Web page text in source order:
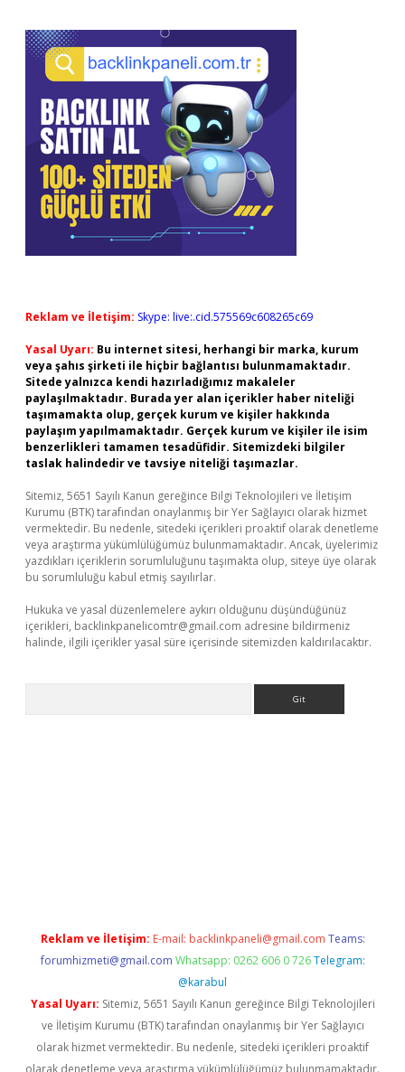
Reklam ve İletişim: Skype: live:.cid.575569c608265c69
Yasal Uyarı: Bu internet sitesi, herhangi bir marka, kurum
veya şahıs şirketi ile hiçbir bağlantısı bulunmamaktadır.
Sitede yalnızca kendi hazırladığımız makaleler
paylaşılmaktadır. Burada yer alan içerikler haber niteliği
taşımamakta olup, gerçek kurum ve kişiler hakkında
paylaşım yapılmamaktadır. Gerçek kurum ve kişiler ile isim
benzerlikleri tamamen tesadüfidir. Sitemizdeki bilgiler
taslak halindedir ve tavsiye niteliği taşımazlar.
Sitemiz, 5651 Sayılı Kanun gereğince Bilgi Teknolojileri ve İletişim
Kurumu (BTK) tarafından onaylanmış bir Yer Sağlayıcı olarak hizmet
vermektedir. Bu nedenle, sitedeki içerikleri proaktif olarak denetleme
veya araştırma yükümlülüğümüz bulunmamaktadır. Ancak, üyelerimiz
yazdıkları içeriklerin sorumluluğunu taşımakta olup, siteye üye olarak
bu sorumluluğu kabul etmiş sayılırlar.
Hukuka ve yasal düzenlemelere aykırı olduğunu düşündüğünüz
içerikleri, backlinkpanelicomtr@gmail.com adresine bildirmeniz
halinde, ilgili içerikler yasal süre içerisinde sitemizden kaldırılacaktır.
Reklam ve İletişim: E-mail: backlinkpaneli@gmail.com Teams:
forumhizmeti@gmail.com Whatsapp: 0262 606 0 726 Telegram:
@karabul
Yasal Uyarı: Sitemiz, 5651 Sayılı Kanun gereğince Bilgi Teknolojileri
ve İletişim Kurumu (BTK) tarafından onaylanmış bir Yer Sağlayıcı
olarak hizmet vermektedir. Bu nedenle, sitedeki içerikleri proaktif
olarak denetleme veya araştırma yükümlülüğümüz bulunmamaktadır.